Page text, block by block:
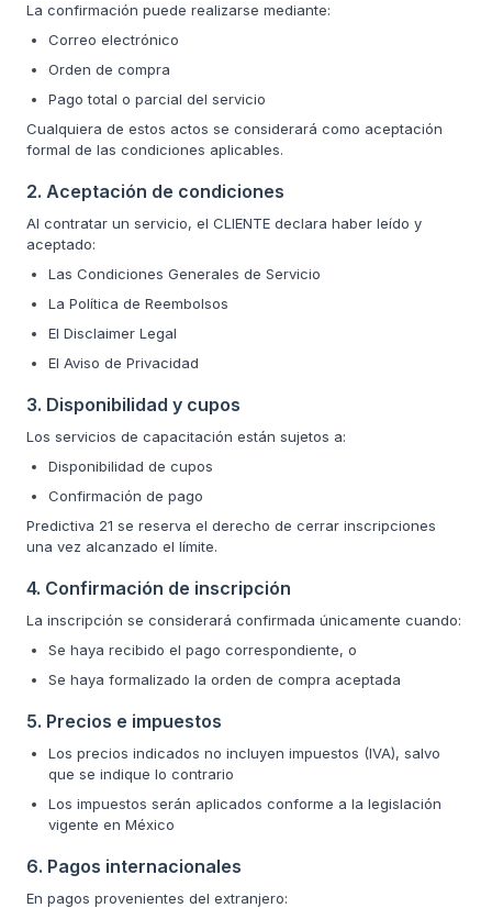
La confirmación puede realizarse mediante:
Correo electrónico
Orden de compra
Pago total o parcial del servicio
Cualquiera de estos actos se considerará como aceptación
formal de las condiciones aplicables.
2. Aceptación de condiciones
Al contratar un servicio, el CLIENTE declara haber leído y
aceptado:
Las Condiciones Generales de Servicio
La Política de Reembolsos
El Disclaimer Legal
El Aviso de Privacidad
3. Disponibilidad y cupos
Los servicios de capacitación están sujetos a:
Disponibilidad de cupos
Confirmación de pago
Predictiva 21 se reserva el derecho de cerrar inscripciones
una vez alcanzado el límite.
4. Confirmación de inscripción
La inscripción se considerará confirmada únicamente cuando:
Se haya recibido el pago correspondiente, o
Se haya formalizado la orden de compra aceptada
5. Precios e impuestos
Los precios indicados no incluyen impuestos (IVA), salvo
que se indique lo contrario
Los impuestos serán aplicados conforme a la legislación
vigente en México
6. Pagos internacionales
En pagos provenientes del extranjero: